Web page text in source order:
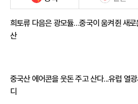
희토류 다음은 광모듈…중국이 움켜쥔 새로
산
중국산 에어콘을 웃돈 주고 산다...유럽 열광
디